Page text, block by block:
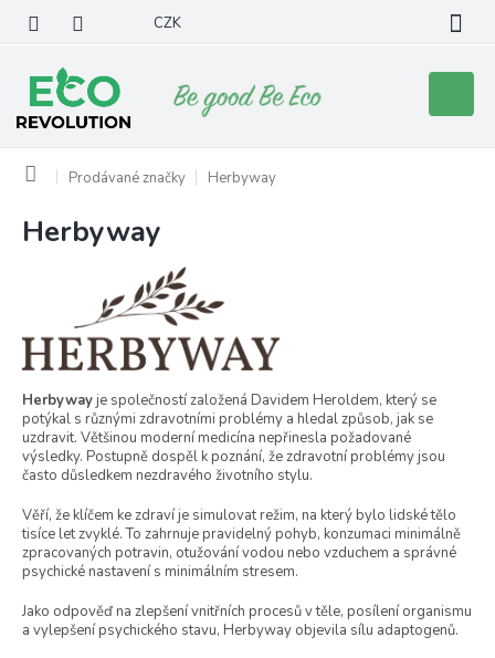
obsah
CZK
košík
Domů Prodávané značky Herbyway
Herbyway
Herbyway je společností založená Davidem Heroldem, který se
potýkal s různými zdravotními problémy a hledal způsob, jak se
uzdravit. Většinou moderní medicína nepřinesla požadované
výsledky. Postupně dospěl k poznání, že zdravotní problémy jsou
často důsledkem nezdravého životního stylu.
Věří, že klíčem ke zdraví je simulovat režim, na který bylo lidské tělo
tisíce let zvyklé. To zahrnuje pravidelný pohyb, konzumaci minimálně
zpracovaných potravin, otužování vodou nebo vzduchem a správné
psychické nastavení s minimálním stresem.
Jako odpověď na zlepšení vnitřních procesů v těle, posílení organismu
a vylepšení psychického stavu, Herbyway objevila sílu adaptogenů.
V
p
r
o
d
u
k
ů